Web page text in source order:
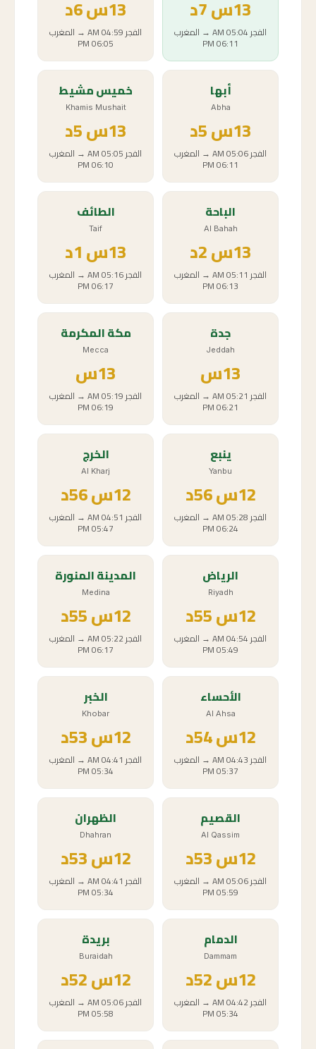
13س
الفجر05:04 AM
→ المغرب
06:11 PM
13س
الفجر04:59 AM
→ المغرب
06:05 PM
أبها
Abha
13س
الفجر05:06 AM
→ المغرب
06:11 PM
خميس مشيط
Khamis Mushait
13س
الفجر05:05 AM
→ المغرب
06:10 PM
الباحة
Al Bahah
13س
الفجر 05:11 AM
→ المغرب
06:13 PM
الطائف
Taif
13س
الفجر05:16 AM
→ المغرب
06:17 PM
جدة
Jeddah
13س
الفجر 05:21 AM
→ المغرب
06:21 PM
مكة المكرمة
Mecca
13س
الفجر05:19 AM
→ المغرب
06:19 PM
ينبع
Yanbu
12س56د
الفجر05:28 AM
→ المغرب
06:24 PM
الخرج
Al Kharj
12س56د
الفجر 04:51 AM
→ المغرب
05:47 PM
الرياض
Riyadh
12س
الفجر04:54 AM
→ المغرب
05:49 PM
المدينة المنورة
Medina
12س
الفجر05:22 AM
→ المغرب
06:17 PM
الأحساء
Al Ahsa
12س54د
الفجر04:43 AM
→ المغرب
05:37 PM
الخبر
Khobar
12س
الفجر 04:41 AM
→ المغرب
05:34 PM
القصيم
Al Qassim
12س
الفجر05:06 AM
→ المغرب
05:59 PM
الظهران
Dhahran
12س
الفجر 04:41 AM
→ المغرب
05:34 PM
الدمام
Dammam
12س
الفجر04:42 AM
→ المغرب
05:34 PM
بريدة
Buraidah
12س
الفجر05:06 AM
→ المغرب
05:58 PM